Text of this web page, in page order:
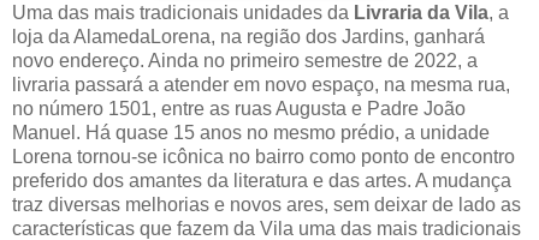
Uma das mais tradicionais unidades da Livraria da Vila, a
loja da AlamedaLorena, na região dos Jardins, ganhará
novo endereço. Ainda no primeiro semestre de 2022, a
livraria passará a atender em novo espaço, na mesma rua,
no número 1501, entre as ruas Augusta e Padre João
Manuel. Há quase 15 anos no mesmo prédio, a unidade
Lorena tornou-se icônica no bairro como ponto de encontro
preferido dos amantes da literatura e das artes. A mudança
traz diversas melhorias e novos ares, sem deixar de lado as
características que fazem da Vila uma das mais tradicionais